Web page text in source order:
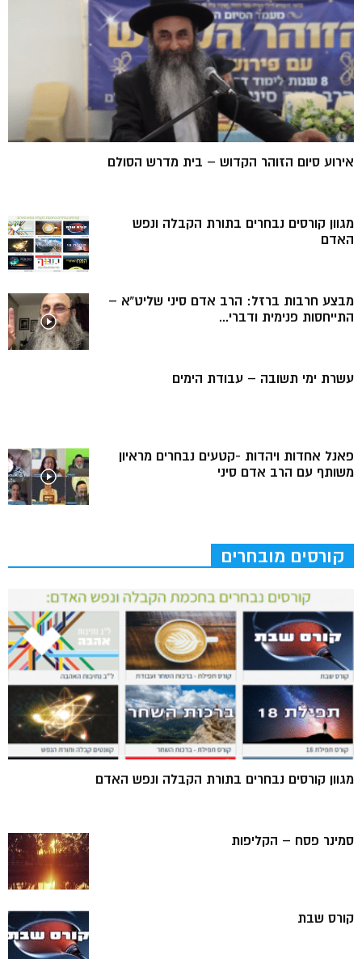
אירוע סיום הזוהר הקדוש – בית מדרש הסולם
מגוון קורסים נבחרים בתורת הקבלה ונפש
האדם
מבצע חרבות ברזל: הרב אדם סיני שליט”א –
התייחסות פנימית ודברי...
עשרת ימי תשובה – עבודת הימים
פאנל אחדות ויהדות -קטעים נבחרים מראיון
משותף עם הרב אדם סיני
קורסים מובחרים
מגוון קורסים נבחרים בתורת הקבלה ונפש האדם
סמינר פסח – הקליפות
קורס שבת